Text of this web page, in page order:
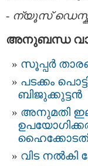
- ന്യൂസ്
അനുബന്ധ
സൂപ്പര്‍
പടക്കം
ബിജുക്കുട്ടൻ
അനുമതി
വിട നല്‍കി